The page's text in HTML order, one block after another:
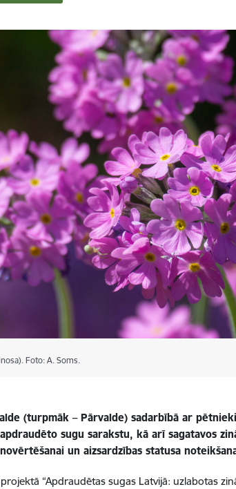
Foto: A. Soms.
(turpmāk – Pārvalde) sadarbībā ar
sugu sarakstu, kā arī sagatavos
un aizsardzības statusa
“Apdraudētas sugas Latvijā: uzlabotas